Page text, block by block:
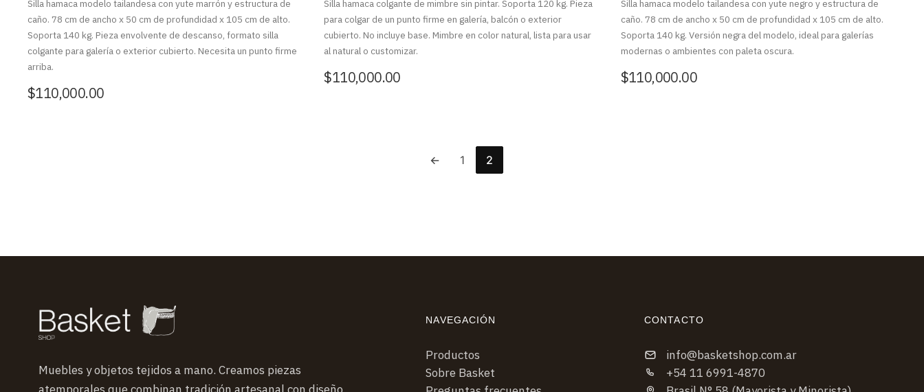
Silla hamaca modelo tailandesa con yute marrón y estructura de
caño. 78 cm de ancho x 50 cm de profundidad x 105 cm de alto.
Soporta 140 kg. Pieza envolvente de descanso, formato silla
colgante para galería o exterior cubierto. Necesita un punto firme
arriba.
$110,000.00
Silla hamaca colgante de mimbre sin pintar. Soporta 120 kg. Pieza
para colgar de un punto firme en galería, balcón o exterior
cubierto. No incluye base. Mimbre en color natural, lista para usar
al natural o customizar.
$110,000.00
Silla hamaca modelo tailandesa con yute negro y estructura de
caño. 78 cm de ancho x 50 cm de profundidad x 105 cm de alto.
Soporta 140 kg. Versión negra del modelo, ideal para galerías
modernas o ambientes con paleta oscura.
$110,000.00
← 1 2
Muebles y objetos tejidos a mano. Creamos piezas
NAVEGACIÓN
Productos
Sobre Basket
CONTACTO
info@basketshop.com.ar
+54 11 6991-4870